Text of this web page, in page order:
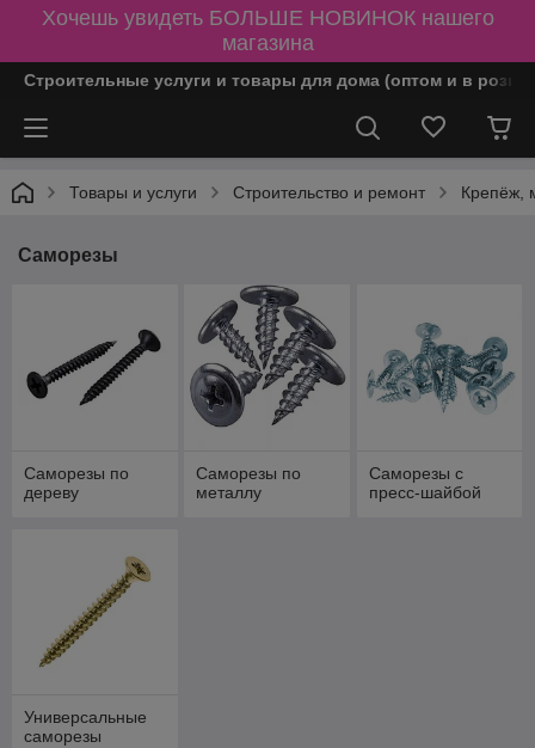
Хочешь увидеть БОЛЬШЕ НОВИНОК нашего
магазина
Строительные услуги и товары для дома (оптом и в
Товары и услуги Строительство и ремонт Крепёж,
Саморезы
Саморезы по
дереву
Саморезы по
металлу
Саморезы с
пресс-шайбой
Универсальные
саморезы